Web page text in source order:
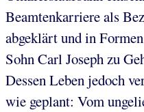
Beamtenkarriere als
abgeklärt und in
Sohn Carl Joseph zu
Dessen Leben jedoch
wie geplant: Vom